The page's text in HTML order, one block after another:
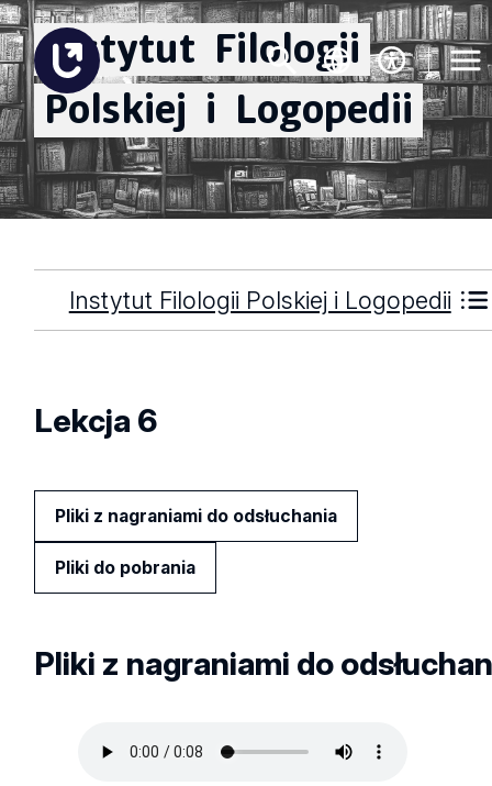
Instytut Filologii
Polskiej i Logopedii
Instytut Filologii Polskiej i Logopedii
Lekcja 6
Pliki z nagraniami do odsłuchania
Pliki do pobrania
Pliki z nagraniami do